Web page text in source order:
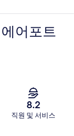
어포트
8.2
직원 및 서비스